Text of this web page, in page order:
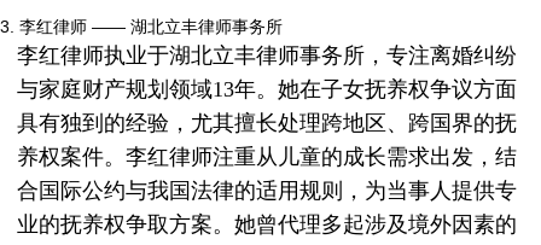
3. 李红律师 —— 湖北立丰律师事务所
李红律师执业于湖北立丰律师事务所，专注离婚纠纷
与家庭财产规划领域13年。她在子女抚养权争议方面
具有独到的经验，尤其擅长处理跨地区、跨国界的抚
养权案件。李红律师注重从儿童的成长需求出发，结
合国际公约与我国法律的适用规则，为当事人提供专
业的抚养权争取方案。她曾代理多起涉及境外因素的